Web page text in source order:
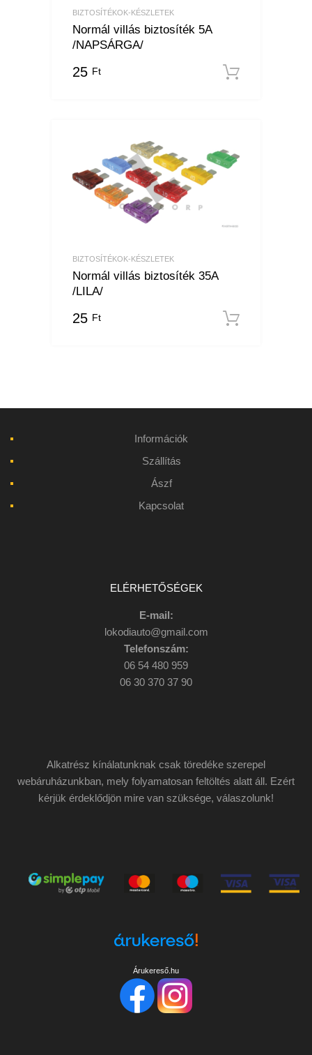
BIZTOSÍTÉKOK-KÉSZLETEK
Normál villás biztosíték 5A
/NAPSÁRGA/
25 Ft
BIZTOSÍTÉKOK-KÉSZLETEK
Normál villás biztosíték 35A
/LILA/
25 Ft
Információk
Szállítás
Ászf
Kapcsolat
ELÉRHETŐSÉGEK
E-mail:
lokodiauto@gmail.com
Telefonszám:
06 54 480 959
06 30 370 37 90
Alkatrész kínálatunknak csak töredéke szerepel
webáruházunkban, mely folyamatosan feltöltés alatt áll. Ezért
kérjük érdeklődjön mire van szüksége, válaszolunk!
Árukereső.hu